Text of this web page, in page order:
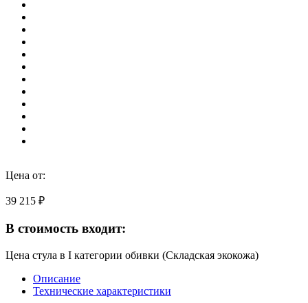
Цена от:
39 215 ₽
В стоимость входит:
Цена стула в I категории обивки (Складская экокожа)
Описание
Технические характеристики